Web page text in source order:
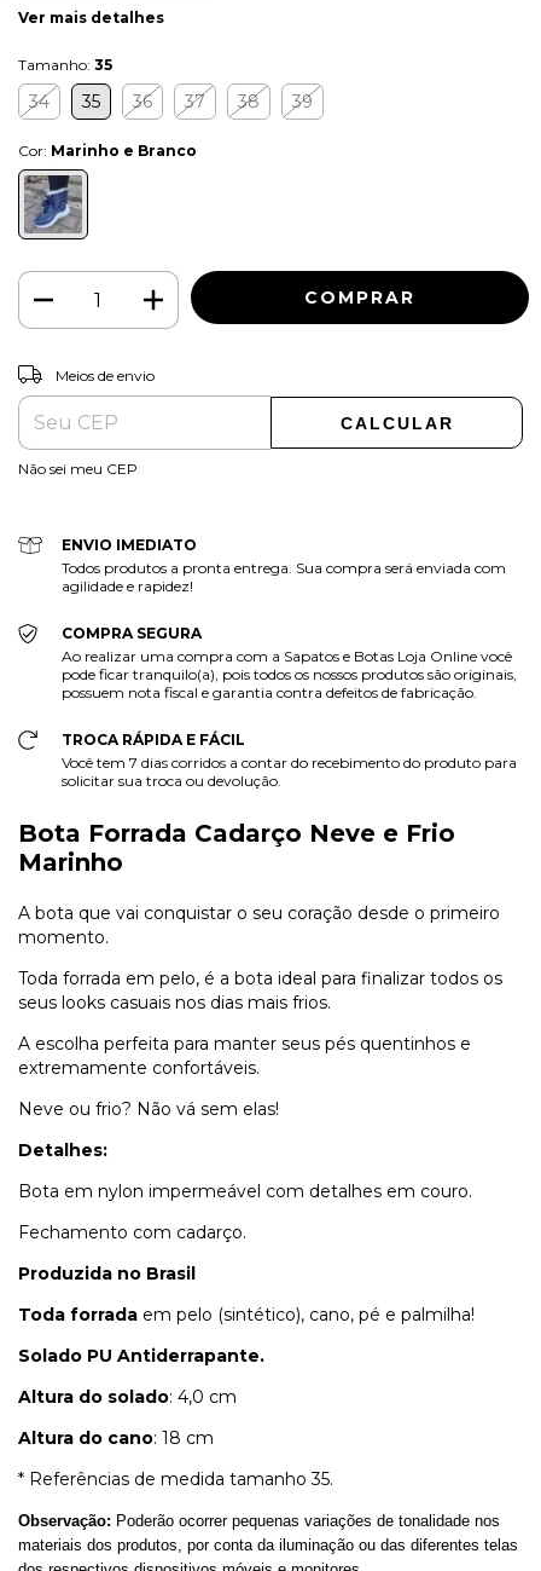
Ver mais detalhes
Tamanho: 35
34 35 36 37 38 39
Cor: Marinho e Branco
Entregas para o CEP:
Meios de envio
CALCULAR
Não sei meu CEP
ENVIO IMEDIATO
Todos produtos a pronta entrega. Sua compra será enviada com
agilidade e rapidez!
COMPRA SEGURA
Ao realizar uma compra com a Sapatos e Botas Loja Online você
pode ficar tranquilo(a), pois todos os nossos produtos são originais,
possuem nota fiscal e garantia contra defeitos de fabricação.
TROCA RÁPIDA E FÁCIL
Você tem 7 dias corridos a contar do recebimento do produto para
solicitar sua troca ou devolução.
Bota Forrada Cadarço Neve e Frio
Marinho
A bota que vai conquistar o seu coração desde o primeiro
momento.
Toda forrada em pelo, é a bota ideal para finalizar todos os
seus looks casuais nos dias mais frios.
A escolha perfeita para manter seus pés quentinhos e
extremamente confortáveis.
Neve ou frio? Não vá sem elas!
Detalhes:
Bota em nylon impermeável com detalhes em couro.
Fechamento com cadarço.
Produzida no Brasil
Toda forrada em pelo (sintético), cano, pé e palmilha!
Solado PU Antiderrapante.
Altura do solado: 4,0 cm
Altura do cano: 18 cm
* Referências de medida tamanho 35.
Observação: Poderão ocorrer pequenas variações de tonalidade nos
materiais dos produtos, por conta da iluminação ou das diferentes telas